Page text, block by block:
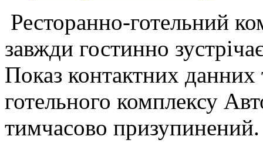
Ресторанно-готельний
завжди гостинно
Показ контактних данних
готельного комплексу
тимчасово призупинений.